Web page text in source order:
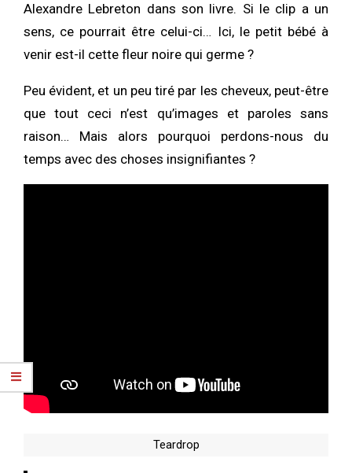
Alexandre Lebreton dans son livre. Si le clip a un
sens, ce pourrait être celui-ci… Ici, le petit bébé à
venir est-il cette fleur noire qui germe ?
Peu évident, et un peu tiré par les cheveux, peut-être
que tout ceci n’est qu’images et paroles sans
raison… Mais alors pourquoi perdons-nous du
temps avec des choses insignifiantes ?
Teardrop